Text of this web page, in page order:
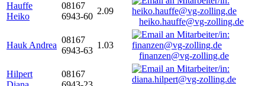
Hauffe
Heiko
08167
6943-60
2.09
heiko.hauffe@vg-zolling.de
Hauk Andrea
08167
6943-63
1.03
finanzen@vg-zolling.de
Hilpert
08167